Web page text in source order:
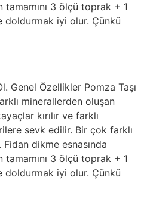
tamamını 3 ölçü toprak + 1
doldurmak iyi olur. Çünkü
Genel Özellikler Pomza Taşı
minerallerden oluşan
kırılır ve farklı
sevk edilir. Bir çok farklı
Fidan dikme esnasında
tamamını 3 ölçü toprak + 1
doldurmak iyi olur. Çünkü